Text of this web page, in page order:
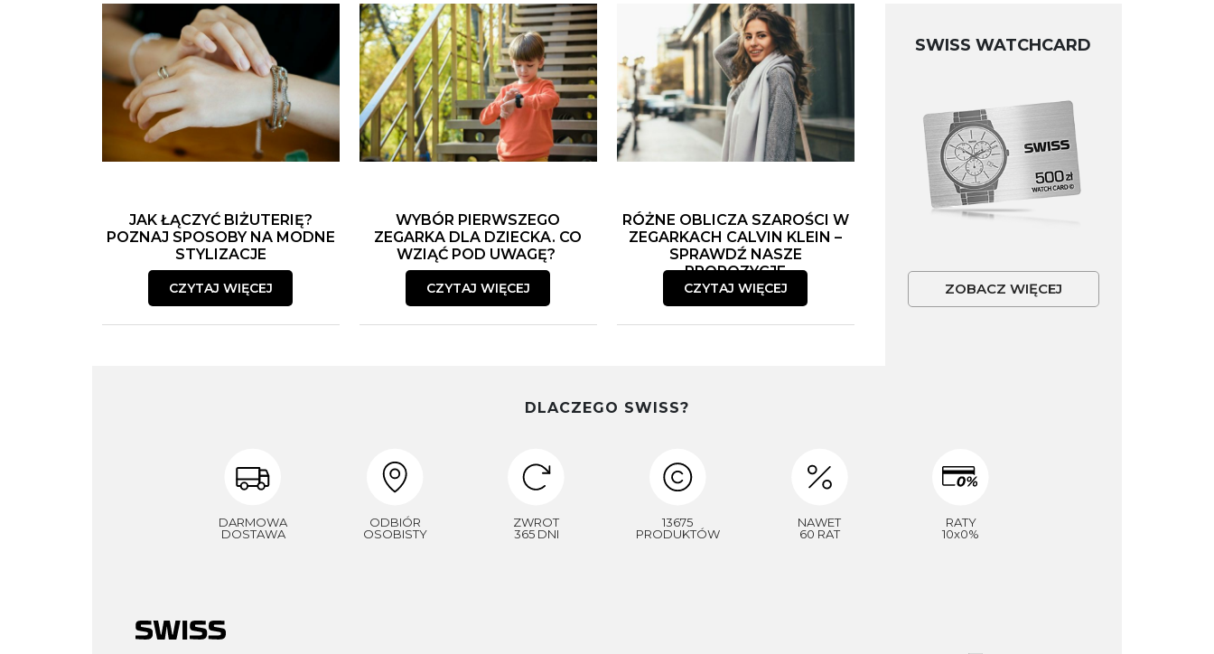
JAK ŁĄCZYĆ BIŻUTERIĘ?
POZNAJ SPOSOBY NA MODNE
STYLIZACJE
CZYTAJ WIĘCEJ
WYBÓR PIERWSZEGO
ZEGARKA DLA DZIECKA. CO
WZIĄĆ POD UWAGĘ?
CZYTAJ WIĘCEJ
RÓŻNE OBLICZA SZAROŚCI W
ZEGARKACH CALVIN KLEIN –
SPRAWDŹ NASZE
PROPOZYCJE
CZYTAJ WIĘCEJ
SWISS WATCHCARD
ZOBACZ WIĘCEJ
DLACZEGO SWISS?
DARMOWA
DOSTAWA
ODBIÓR
OSOBISTY
ZWROT
365 DNI
13675
PRODUKTÓW
NAWET
60 RAT
RATY
10x0%